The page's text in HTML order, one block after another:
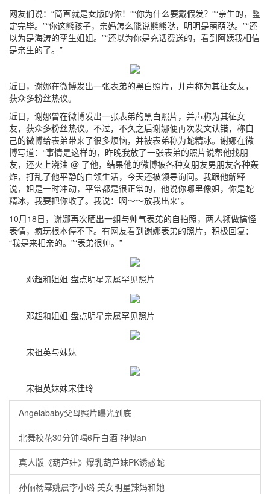
网友们说：“简直就是女版的你！”“你为什么要戴假发？”“亲生的，鉴
定完毕。”“你这熊孩子，亲妈怎么能说熊熊哒，明明是萌萌哒。”“还
以为是海涛的孪生姐姐。”“还以为你是充话费送的，看到阿姨我相信
是亲生的了。”
近日，谢娜在微博发出一张表弟的黑白照片，并声称为其征女友，
获众多粉丝热议。
近日，谢娜曾在微博发出一张表弟的黑白照片，并声称为其征女
友，获众多粉丝热议。不过，不久之后谢娜便再次发文认错，称自
己的微博给表弟带来了很多烦恼，并被表弟称为蛇精冰。谢娜在微
博写道：“事情是这样的，昨晚我放了一张表弟的照片说帮他找朋
友，还火上浇油 @ 了他，结果他的微博被各种女朋友男朋友各种轰
炸，打乱了他平静的白领生活，今天还被领导询问。我跟他解释
说，姐是一时冲动，平常都是很正常的，他说你哪里像姐，你是蛇
精冰，我要把你收了。我说：啊～～放我出来”。
10月18日，谢娜再次晒出一组与帅气表弟的自拍照，两人频做搞怪
表情，疯玩根本停不下。有网友看到谢娜表弟的照片，积极回复：
“我是来相亲的。”“表弟很帅。”
邓超和姐姐 盘点明星亲属罕见照片
邓超和姐姐 盘点明星亲属罕见照片
宋祖英与妹妹
宋祖英妹妹宋佳玲
Angelababy父母照片曝光到底
北舞校花30分钟喝6斤白酒 神似an
真人版《葫芦娃》爆乳葫芦妹PK诱惑蛇
孙俪杨幂姚晨李小璐 美女明星辣妈和她